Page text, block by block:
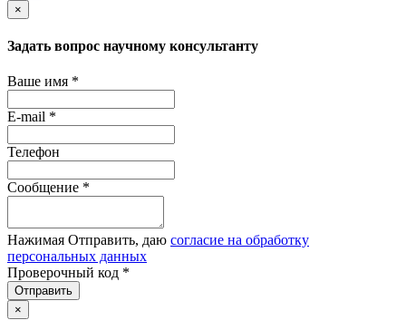
×
Задать вопрос научному консультанту
Ваше имя *
E-mail *
Телефон
Сообщение *
Нажимая Отправить, даю согласие на обработку
персональных данных
Проверочный код *
Отправить
×